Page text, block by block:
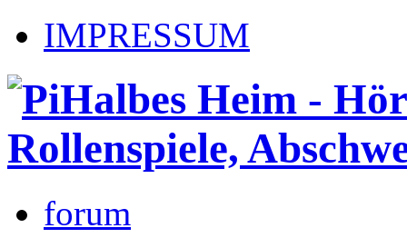
IMPRESSUM
forum